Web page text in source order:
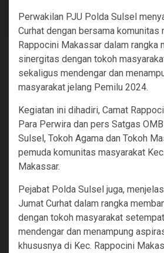
Perwakilan PJU Polda Sulsel
Curhat dengan bersama komunitas
Rappocini Makassar dalam rangka
sinergitas dengan tokoh
sekaligus mendengar dan
masyarakat jelang Pemilu 2024.
Kegiatan ini dihadiri, Camat
Para Perwira dan pers Satgas
Sulsel, Tokoh Agama dan Tokoh
pemuda komunitas masyarakat
Makassar.
Pejabat Polda Sulsel juga,
Jumat Curhat dalam rangka
dengan tokoh masyarakat
mendengar dan menampung
khususnya di Kec. Rappocini